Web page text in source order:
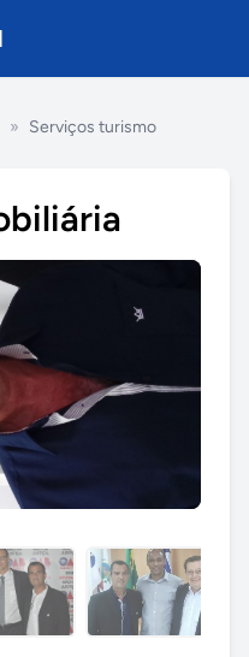
» Serviços turismo